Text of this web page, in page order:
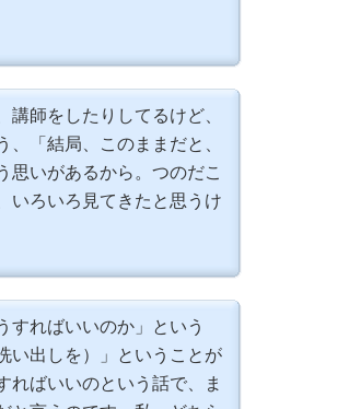
師をしたりしてるけど、
「結局、このままだと、
思いがあるから。つのだこ
いろいろ見てきたと思うけ
すればいいのか」という
い出しを）」ということが
ればいいのという話で、ま